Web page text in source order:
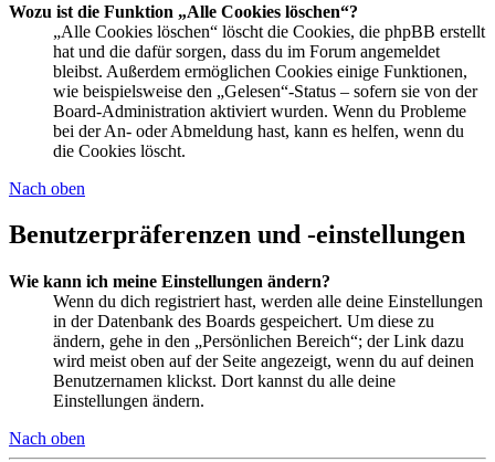
Wozu ist die Funktion „Alle Cookies löschen“?
„Alle Cookies löschen“ löscht die Cookies, die phpBB erstellt
hat und die dafür sorgen, dass du im Forum angemeldet
bleibst. Außerdem ermöglichen Cookies einige Funktionen,
wie beispielsweise den „Gelesen“-Status – sofern sie von der
Board-Administration aktiviert wurden. Wenn du Probleme
bei der An- oder Abmeldung hast, kann es helfen, wenn du
die Cookies löscht.
Nach oben
Benutzerpräferenzen und -einstellungen
Wie kann ich meine Einstellungen ändern?
Wenn du dich registriert hast, werden alle deine Einstellungen
in der Datenbank des Boards gespeichert. Um diese zu
ändern, gehe in den „Persönlichen Bereich“; der Link dazu
wird meist oben auf der Seite angezeigt, wenn du auf deinen
Benutzernamen klickst. Dort kannst du alle deine
Einstellungen ändern.
Nach oben